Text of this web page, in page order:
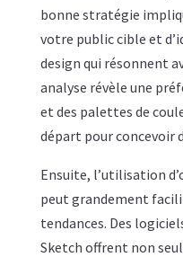
bonne stratégie
votre public cible et
design qui résonnent
analyse révèle une
et des palettes de
départ pour concevoir
Ensuite, l’utilisation
peut grandement
tendances. Des
Sketch offrent non